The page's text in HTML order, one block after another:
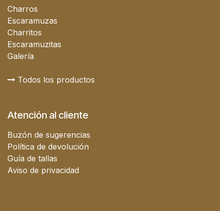
Charros
Escaramuzas
Charritos
Escaramuzitas
Galería
Todos los productos
Atención al cliente
Buzón de sugerencias
Política de devolución
Guía de tallas
Aviso de privacidad